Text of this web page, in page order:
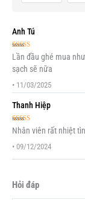
Anh Tú
Được xếp
hạng55 sao
Lần đầu ghé mua
sạch sẽ nữa
• 11/03/2025
Thanh Hiệp
Được xếp
hạng5 5 sao
Nhân viên rất nhiệt
• 09/12/2024
Hỏi đáp